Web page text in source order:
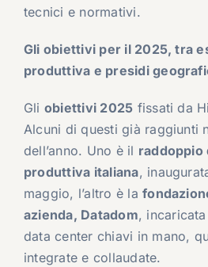
tecnici e normativi.
Gli obiettivi per il 2025, tra
produttiva e presidi
Gli obiettivi 2025 fissati da
Alcuni di questi già raggiunti
dell’anno. Uno è il raddoppio
produttiva italiana,
maggio, l’altro è la
azienda, Datadom,
data center chiavi in mano,
integrate e collaudate.